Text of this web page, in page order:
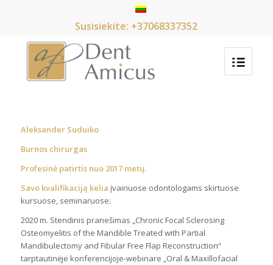
Susisiekite: +37068337352
Aleksander Suduiko
Burnos chirurgas
Profesinė patirtis nuo 2017 metų.
Savo kvalifikaciją kelia įvairiuose odontologams skirtuose
kursuose, seminaruose:
2020 m. Stendinis pranešimas „Chronic Focal Sclerosing
Osteomyelitis of the Mandible Treated with Partial
Mandibulectomy and Fibular Free Flap Reconstruction“
tarptautinėje konferencijoje-webinare „Oral & Maxillofacial